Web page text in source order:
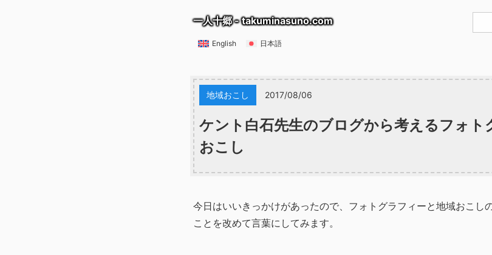
一人十郷 - takuminasuno.com
English 日本語
地域おこし 2017/08/06
ケント白石先生のブログから考えるフォト
おこし
今日はいいきっかけがあったので、フォトグラフィーと地域おこし
ことを改めて言葉にしてみます。